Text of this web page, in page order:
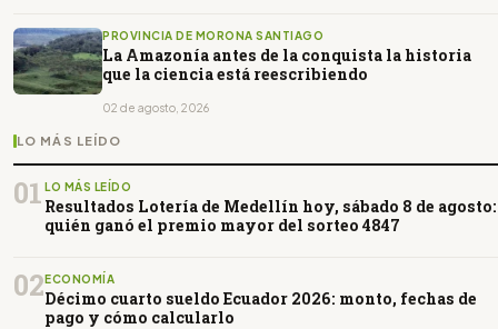
PROVINCIA DE MORONA SANTIAGO
La Amazonía antes de la conquista la historia
que la ciencia está reescribiendo
02 de agosto, 2026
LO MÁS LEÍDO
01 LO MÁS LEÍDO
Resultados Lotería de Medellín hoy, sábado 8 de agosto:
quién ganó el premio mayor del sorteo 4847
02ECONOMÍA
Décimo cuarto sueldo Ecuador 2026: monto, fechas de
pago y cómo calcularlo